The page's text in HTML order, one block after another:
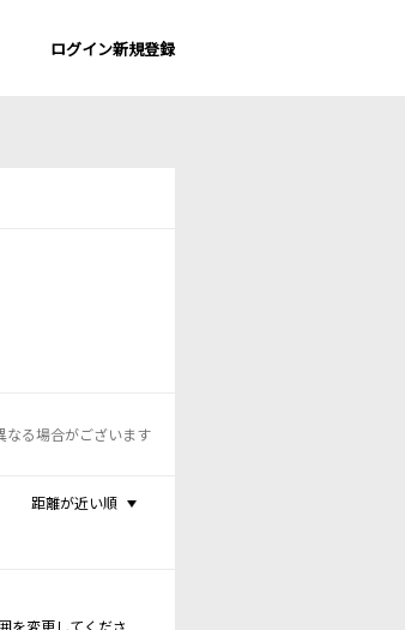
ログイン新規登録
る場合がございます
距離が近い順
を変更してくださ